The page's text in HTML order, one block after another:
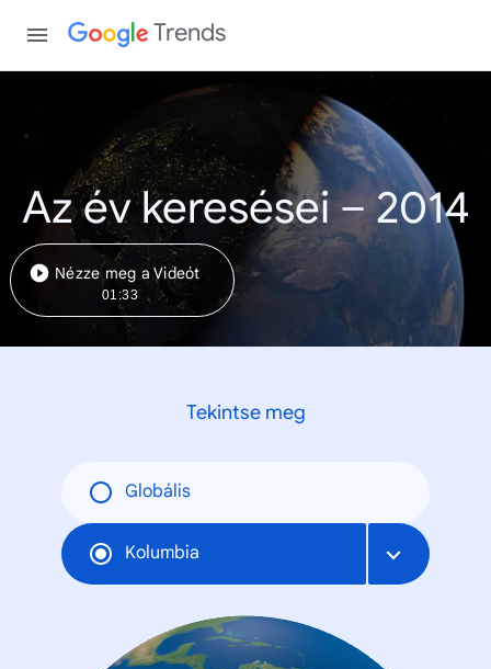
Trends
Az év keresései – 2014
Nézze meg a Videót
01:33
Tekintse meg
Globális
Kolumbia